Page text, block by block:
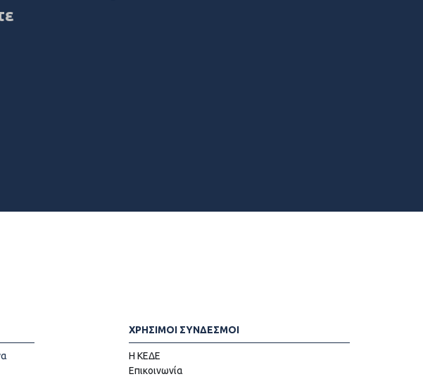
ΧΡΗΣΙΜΟΙ ΣΥΝΔΕΣΜΟΙ
Η ΚΕΔΕ
Επικοινωνία